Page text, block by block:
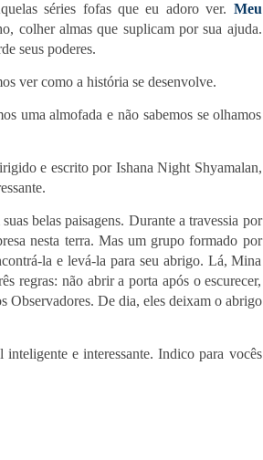
séries fofas que eu adoro ver. Meu
colher almas que suplicam por sua ajuda.
seus poderes.
ver como a história se desenvolve.
uma almofada e não sabemos se olhamos
e escrito por Ishana Night Shyamalan,
belas paisagens. Durante a travessia por
nesta terra. Mas um grupo formado por
la e levá-la para seu abrigo. Lá, Mina
regras: não abrir a porta após o escurecer,
Observadores. De dia, eles deixam o abrigo
e interessante. Indico para vocês